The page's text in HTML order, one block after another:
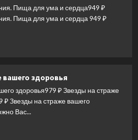
Пища для ума и сердца949 ₽
Пища для ума и сердца 949 ₽
здоровья
здоровья979 ₽ Звезды на страже
₽ Звезды на страже вашего
Вас...